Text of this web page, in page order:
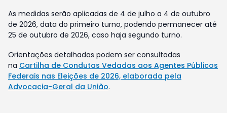
As medidas serão aplicadas de 4 de julho a 4 de outubro
de 2026, data do primeiro turno, podendo permanecer até
25 de outubro de 2026, caso haja segundo turno.
Orientações detalhadas podem ser consultadas
na Cartilha de Condutas Vedadas aos Agentes Públicos
Federais nas Eleições de 2026, elaborada pela
Advocacia-Geral da União.